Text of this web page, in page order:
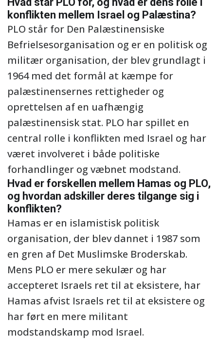
konflikten mellem Israel og Palæstina?
PLO står for Den Palæstinensiske
Befrielsesorganisation og er en politisk og
militær organisation, der blev grundlagt i
1964 med det formål at kæmpe for
palæstinensernes rettigheder og
oprettelsen af en uafhængig
palæstinensisk stat. PLO har spillet en
central rolle i konflikten med Israel og har
været involveret i både politiske
forhandlinger og væbnet modstand.
Hvad er forskellen mellem Hamas og PLO,
og hvordan adskiller deres tilgange sig i
konflikten?
Hamas er en islamistisk politisk
organisation, der blev dannet i 1987 som
en gren af Det Muslimske Broderskab.
Mens PLO er mere sekulær og har
accepteret Israels ret til at eksistere, har
Hamas afvist Israels ret til at eksistere og
har ført en mere militant
modstandskamp mod Israel.